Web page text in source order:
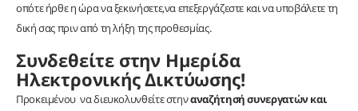
οπότε ήρθε η ώρα να ξεκινήσετε,να επεξεργάζεστε και να υποβάλετε τη
δική σας πριν από τη λήξη της προθεσμίας.
Συνδεθείτε στην Ημερίδα
Ηλεκτρονικής Δικτύωσης!
Προκειμένου να διευκολυνθείτε στηναναζήτησή συνεργατών και